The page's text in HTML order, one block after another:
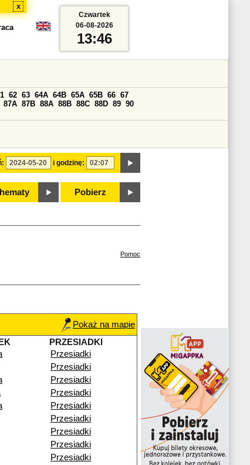
x
i godzinę:
62 63 64A 64B 65A 65B 66 67
87A 87B 88A 88B 88C 88D 89 90
Pobierz
Czwartek
06-08-2026
13:46
Pomoc
Pokaż na mapie
PRZESIADKI
Przesiadki
Przesiadki
Przesiadki
Przesiadki
Przesiadki
Przesiadki
Przesiadki
Przesiadki
Przesiadki